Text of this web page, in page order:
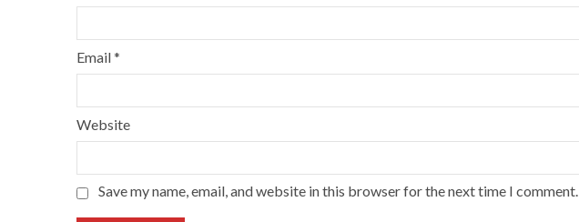
Email*
Website
Save my name, email, and website in this browser for the next time I comment.